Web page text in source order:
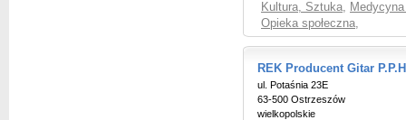
Kultura, Sztuka,
Opieka społeczna,
REK Producent Gitar
ul. Potaśnia 23E
63-500 Ostrzeszów
wielkopolskie